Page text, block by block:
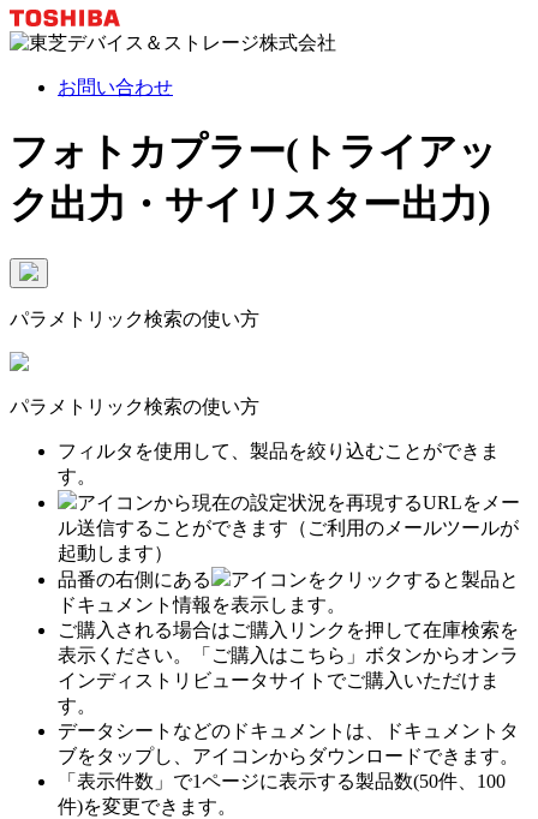
お問い合わせ
フォトカプラー(トライアッ
ク出力・サイリスター出力)
パラメトリック検索の使い方
パラメトリック検索の使い方
フィルタを使用して、製品を絞り込むことができま
す。
アイコンから現在の設定状況を再現するURLをメー
ル送信することができます（ご利用のメールツールが
起動します）
品番の右側にある
アイコンをクリックすると製品と
ドキュメント情報を表示します。
ご購入される場合はご購入リンクを押して在庫検索を
表示ください。「ご購入はこちら」ボタンからオンラ
インディストリビュータサイトでご購入いただけま
す。
データシートなどのドキュメントは、ドキュメントタ
ブをタップし、アイコンからダウンロードできます。
「表示件数」で1ページに表示する製品数(50件、100
件)を変更できます。